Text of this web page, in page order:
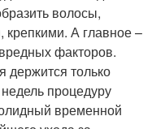
волосы,
крепкими. А главное –
факторов.
держится только
процедуру
временной